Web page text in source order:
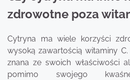
zdrowotne poza
Cytryna ma wiele korzyści
wysoką zawartością witaminy
znana ze swoich właściwości
pomimo swojego